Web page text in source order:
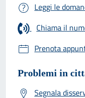
Leggi le
Chiama il
Prenota
Problemi in
Segnala